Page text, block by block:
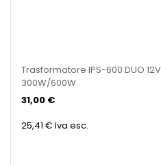
Trasformatore IPS-600 DUO
300W/600W
31,00 €
25,41 € Iva esc.